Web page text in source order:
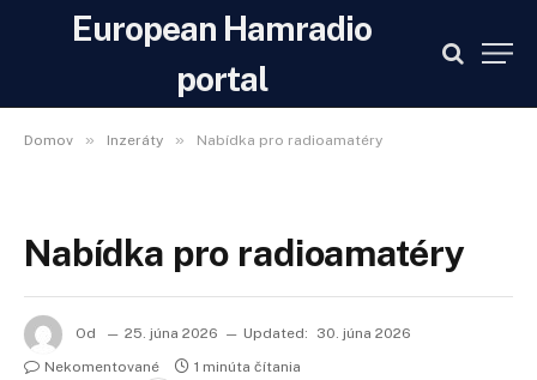
European Hamradio
portal
Domov » Inzeráty » Nabídka pro radioamatéry
Nabídka pro radioamatéry
Od 25. júna 2026 Updated:
30. júna 2026
Nekomentované
1 minúta čítania